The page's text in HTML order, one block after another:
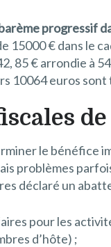
progressif
15000 € dans le
85 € arrondie à
10064 euros
le bénéfice
problèmes
déclaré un
pour les
d’hôte) ;